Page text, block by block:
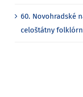
60. Novohradské
celoštátny